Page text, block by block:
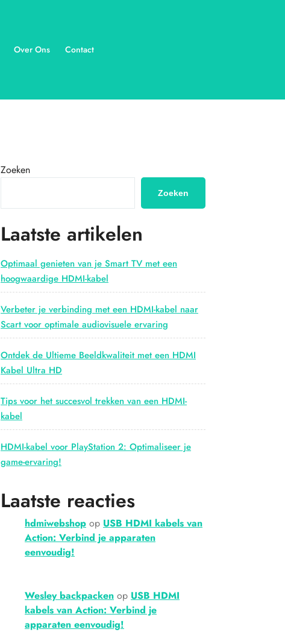
Over Ons Contact
Zoeken
Zoeken
Laatste artikelen
Optimaal genieten van je Smart TV met een
hoogwaardige HDMI-kabel
Verbeter je verbinding met een HDMI-kabel naar
Scart voor optimale audiovisuele ervaring
Ontdek de Ultieme Beeldkwaliteit met een HDMI
Kabel Ultra HD
Tips voor het succesvol trekken van een HDMI-
kabel
HDMI-kabel voor PlayStation 2: Optimaliseer je
game-ervaring!
Laatste reacties
hdmiwebshop op USB HDMI kabels van
Action: Verbind je apparaten
eenvoudig!
Wesley backpacken op USB HDMI
kabels van Action: Verbind je
apparaten eenvoudig!